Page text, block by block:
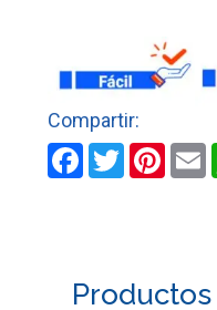
cantidad
Facebook
Twitter